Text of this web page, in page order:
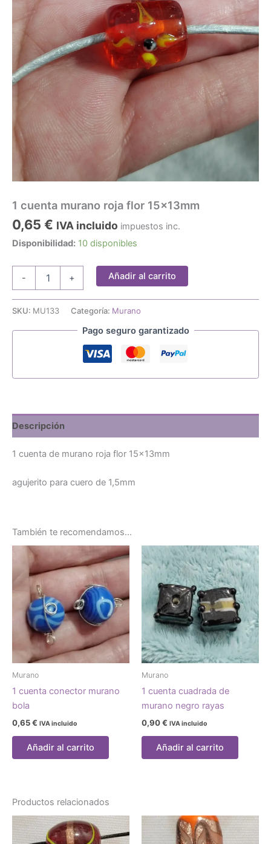
1 cuenta murano roja flor 15x13mm
0,65 € IVA incluido impuestos inc.
Disponibilidad: 10 disponibles
-
roja
15x13mm
+ Añadir al carrito
SKU: MU133 Categoría: Murano
Pago seguro garantizado
Descripción
1 cuenta de murano roja flor 15x13mm
agujerito para cuero de 1,5mm
También te recomendamos…
Murano
1 cuenta conector murano
bola
0,65€ IVA incluido
Añadir al carrito
Murano
1 cuenta cuadrada de
murano negro rayas
0,90€ IVA incluido
Añadir al carrito
Productos relacionados